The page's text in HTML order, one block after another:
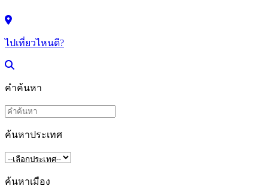
ไปเที่ยวไหนดี?
คำค้นหา
ค้นหาประเทศ
ค้นหาเมือง